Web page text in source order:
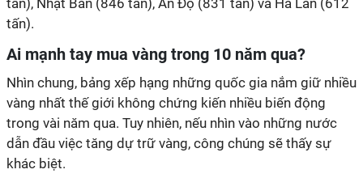
tấn), Nhật Bản (846 tấn), Ấn Độ (831 tấn) và Hà Lan (612
tấn).
Ai mạnh tay mua vàng trong 10 năm qua?
Nhìn chung, bảng xếp hạng những quốc gia nắm giữ nhiều
vàng nhất thế giới không chứng kiến nhiều biến động
trong vài năm qua. Tuy nhiên, nếu nhìn vào những nước
dẫn đầu việc tăng dự trữ vàng, công chúng sẽ thấy sự
khác biệt.